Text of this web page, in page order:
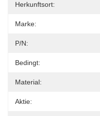
Herkunftsort:
Marke:
P/N:
Bedingt:
Material:
Aktie: